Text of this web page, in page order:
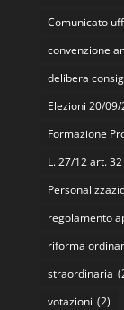
Comunicato
convenzione
delibera
Elezioni 20/09/
Formazione
L. 27/12 art. 32
regolamento
riforma
straordinaria
votazioni (2)